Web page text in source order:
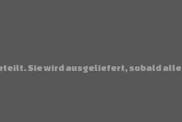
Sie wird ausgeliefert, sobald alle